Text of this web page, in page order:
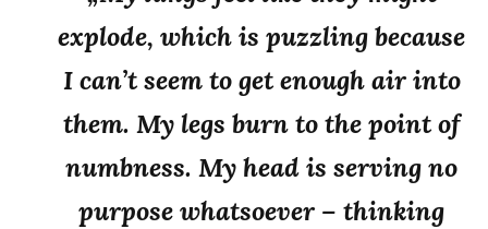
explode, which is puzzling because
I can’t seem to get enough air into
them. My legs burn to the point of
numbness. My head is serving no
purpose whatsoever – thinking